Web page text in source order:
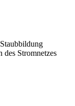
des Stromnetzes